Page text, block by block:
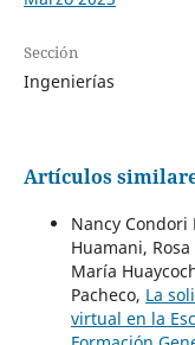
Sección
Ingenierías
Artículos
Nancy
Huamani,
María
Pacheco, La
virtual en la